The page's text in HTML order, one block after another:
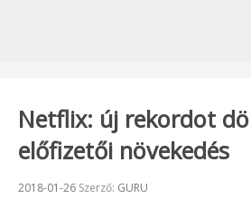
Netflix: új rekordot
előfizetői növekedés
Beküldve:
2018-01-26 Szerző: GURU